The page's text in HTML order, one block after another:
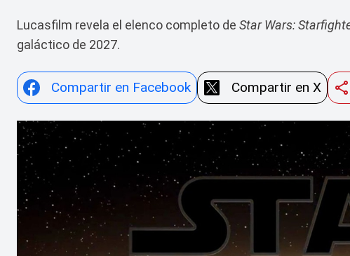
Lucasfilm revela el elenco completo de Star Wars:
galáctico de 2027.
Compartir en Facebook Compartir en X